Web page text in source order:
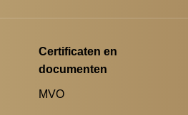
Certificaten en
documenten
MVO